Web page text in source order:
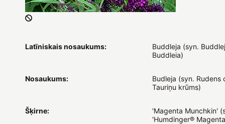
Latīniskais nosaukums:
Buddleja (syn.
Buddleia)
Nosaukums:
Budleja (syn. Rudens
Tauriņu krūms)
Šķirne:
'Magenta Munchkin'
'Humdinger®